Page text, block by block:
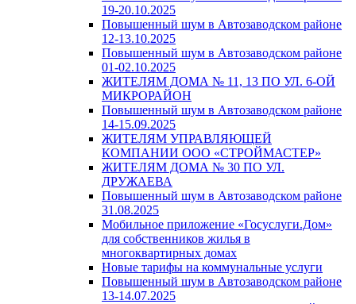
19-20.10.2025
Повышенный шум в Автозаводском районе
12-13.10.2025
Повышенный шум в Автозаводском районе
01-02.10.2025
ЖИТЕЛЯМ ДОМА № 11, 13 ПО УЛ. 6-ОЙ
МИКРОРАЙОН
Повышенный шум в Автозаводском районе
14-15.09.2025
ЖИТЕЛЯМ УПРАВЛЯЮЩЕЙ
КОМПАНИИ ООО «СТРОЙМАСТЕР»
ЖИТЕЛЯМ ДОМА № 30 ПО УЛ.
ДРУЖАЕВА
Повышенный шум в Автозаводском районе
31.08.2025
Мобильное приложение «Госуслуги.Дом»
для собственников жилья в
многоквартирных домах
Новые тарифы на коммунальные услуги
Повышенный шум в Автозаводском районе
13-14.07.2025